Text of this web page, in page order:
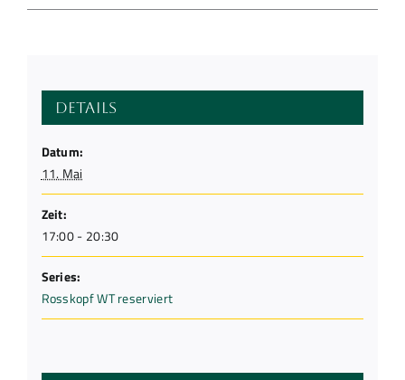
Details
Datum:
11. Mai
Zeit:
17:00 - 20:30
Series:
Rosskopf WT reserviert